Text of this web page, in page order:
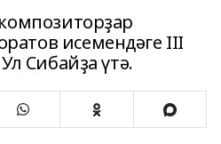
исемендәге III
Сибайҙа үтә.